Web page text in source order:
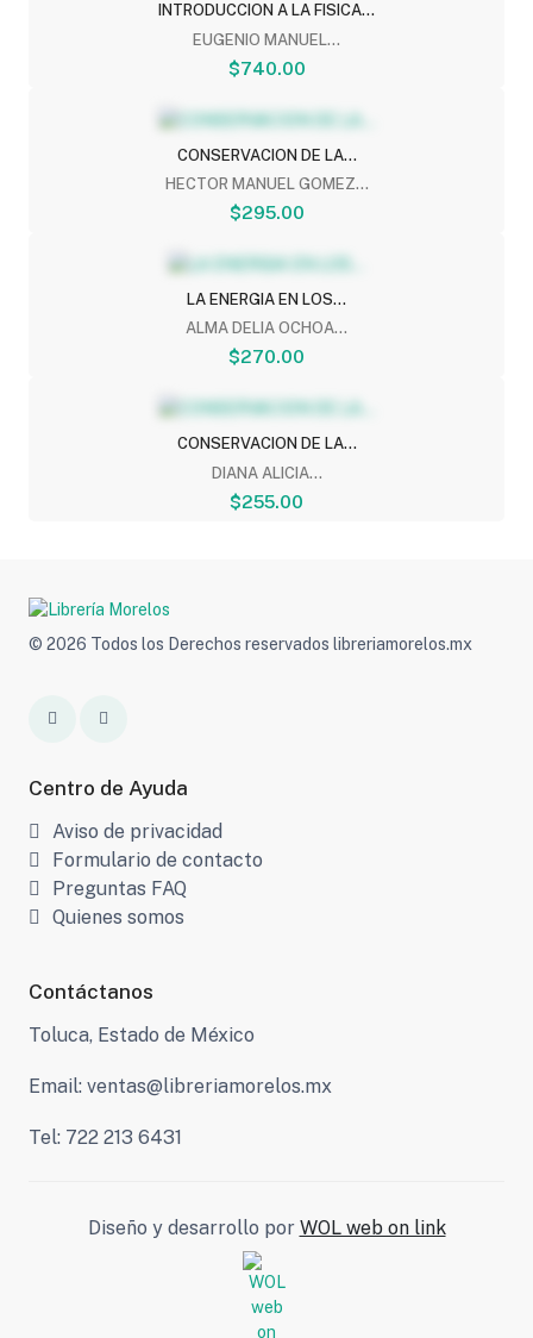
INTRODUCCION A LA FISICA...
EUGENIO MANUEL...
$740.00
CONSERVACION DE LA...
HECTOR MANUEL GOMEZ...
$295.00
LA ENERGIA EN LOS...
ALMA DELIA OCHOA...
$270.00
CONSERVACION DE LA...
DIANA ALICIA...
$255.00
© 2026 Todos los Derechos reservados libreriamorelos.mx
Centro de Ayuda
Aviso de privacidad
Formulario de contacto
Preguntas FAQ
Quienes somos
Contáctanos
Toluca, Estado de México
Email: ventas@libreriamorelos.mx
Tel: 722 213 6431
Diseño y desarrollo por WOL web on link